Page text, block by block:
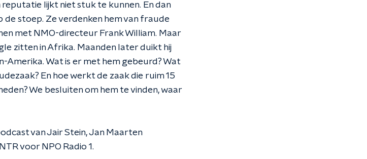
reputatie lijkt niet stuk te kunnen. En dan
de stoep. Ze verdenken hem van fraude
met NMO-directeur Frank William. Maar
zitten in Afrika. Maanden later duikt hij
Amerika. Wat is er met hem gebeurd? Wat
En hoe werkt de zaak die ruim 15
We besluiten om hem te vinden, waar
van Jair Stein, Jan Maarten
voor NPO Radio 1.